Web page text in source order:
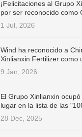
¡Felicitaciones al Grupo
por ser reconocido como
de Administración de la
de IFA (ISC)!
1 Jul, 2026
Wind ha reconocido a
Xinlianxin Fertilizer como
las 100 empresas chinas
con las mejores prácticas
9 Jan, 2026
El Grupo Xinlianxin
lugar en la lista de las
empresas de fertilizantes
influyentes de China en
28 Dec, 2025